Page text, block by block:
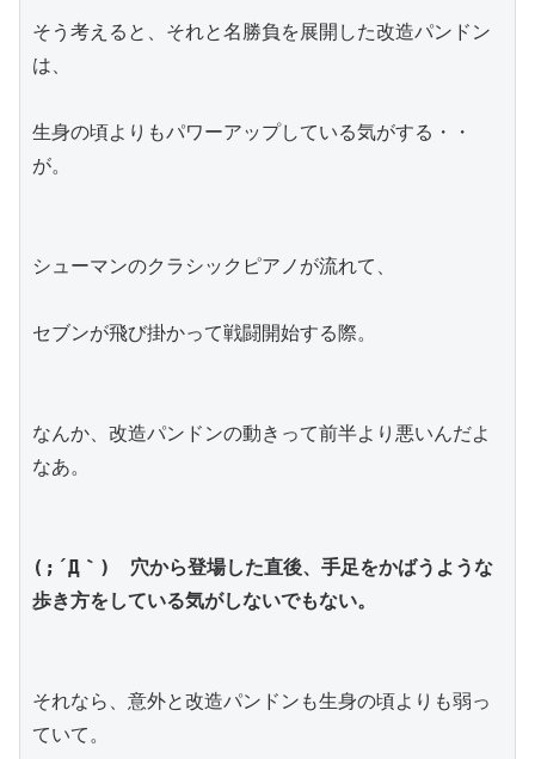
そう考えると、それと名勝負を展開した改造パンドン
は、
生身の頃よりもパワーアップしている気がする・・
が。
シューマンのクラシックピアノが流れて、
セブンが飛び掛かって戦闘開始する際。
なんか、改造パンドンの動きって前半より悪いんだよ
なあ。
(;´Д｀)　穴から登場した直後、手足をかばうような
歩き方をしている気がしないでもない。
それなら、意外と改造パンドンも生身の頃よりも弱っ
ていて。